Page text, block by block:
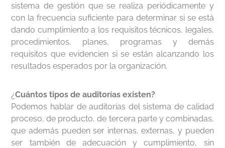
sistema de gestión que se realiza periódicamente y
con la frecuencia suficiente para determinar si se está
dando cumplimiento a los requisitos técnicos, legales,
procedimientos, planes, programas y demás
requisitos que evidencien si se están alcanzando los
resultados esperados por la organización.
¿Cuántos tipos de auditorías existen?
Podemos hablar de auditorías del sistema de calidad
proceso, de producto, de tercera parte y combinadas,
que además pueden ser internas, externas, y pueden
ser también de adecuación y cumplimiento, sin